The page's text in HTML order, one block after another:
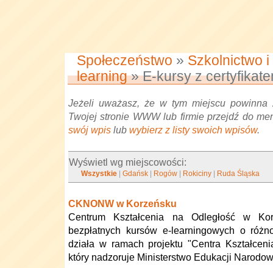
Społeczeństwo » Szkolnictwo
learning» E-kursy z
Jeżeli uważasz, że w tym miejscu powinna
Twojej stronie WWW lub firmie przejdź do
swój wpis lub wybierz z listy swoich wpisów.
Wyświetl wg miejscowości:
Wszystkie |Gdańsk Rogów Rokiciny Ruda Śląska
CKNONW w Korzeńsku
Centrum Kształcenia na Odległość w
bezpłatnych kursów e-learningowych o
działa w ramach projektu "Centra
który nadzoruje Ministerstwo Edukacji